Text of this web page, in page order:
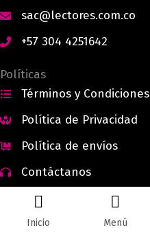
sac@lectores.com.co
+57 304 4251642
Políticas
Términos y Condiciones
Política de Privacidad
Política de envíos
Contáctanos
Inicio Menú